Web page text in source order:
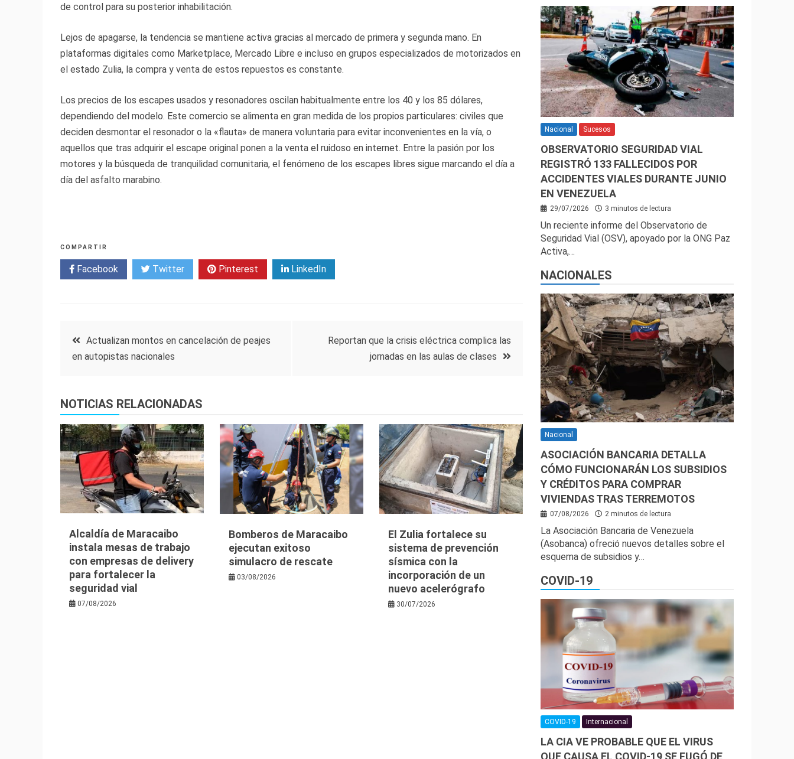
de control para su posterior inhabilitación.
Lejos de apagarse, la tendencia se mantiene activa gracias al mercado de primera y segunda mano. En
plataformas digitales como Marketplace, Mercado Libre e incluso en grupos especializados de motorizados en
el estado Zulia, la compra y venta de estos repuestos es constante.
Los precios de los escapes usados y resonadores oscilan habitualmente entre los 40 y los 85 dólares,
dependiendo del modelo. Este comercio se alimenta en gran medida de los propios particulares: civiles que
deciden desmontar el resonador o la «flauta» de manera voluntaria para evitar inconvenientes en la vía, o
aquellos que tras adquirir el escape original ponen a la venta el ruidoso en internet. Entre la pasión por los
motores y la búsqueda de tranquilidad comunitaria, el fenómeno de los escapes libres sigue marcando el día a
día del asfalto marabino.
COMPARTIR
Facebook Twitter Pinterest LinkedIn
Navegación
entradas
Actualizan montos en cancelación de peajes
en autopistas nacionales
Reportan que la crisis eléctrica complica las
jornadas en las aulas de clases
NOTICIAS RELACIONADAS
Alcaldía de Maracaibo
instala mesas de trabajo
con empresas de delivery
para fortalecer la
seguridad vial
07/08/2026
Bomberos de Maracaibo
ejecutan exitoso
simulacro de rescate
03/08/2026
El Zulia fortalece su
sistema de prevención
sísmica con la
incorporación de un
nuevo acelerógrafo
30/07/2026
Nacional Sucesos
OBSERVATORIO SEGURIDAD VIAL
REGISTRÓ 133 FALLECIDOS POR
ACCIDENTES VIALES DURANTE JUNIO
EN VENEZUELA
29/07/2026 3 minutos de lectura
Un reciente informe del Observatorio de
Seguridad Vial (OSV), apoyado por la ONG Paz
Activa,…
NACIONALES
Nacional
ASOCIACIÓN BANCARIA DETALLA
CÓMO FUNCIONARÁN LOS SUBSIDIOS
Y CRÉDITOS PARA COMPRAR
VIVIENDAS TRAS TERREMOTOS
07/08/2026 2 minutos de lectura
La Asociación Bancaria de Venezuela
(Asobanca) ofreció nuevos detalles sobre el
esquema de subsidios y…
COVID-19
COVID-19 Internacional
LA CIA VE PROBABLE QUE EL VIRUS